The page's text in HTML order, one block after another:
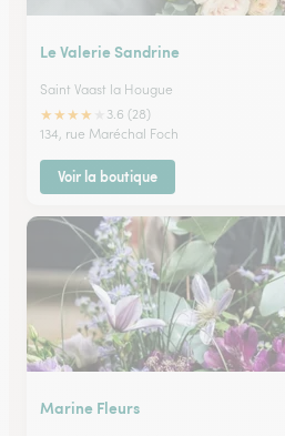
Le Valerie Sandrine
Saint Vaast la Hougue
★★★★
3.6 (28)
134, rue Maréchal Foch
Voir la boutique
Marine Fleurs